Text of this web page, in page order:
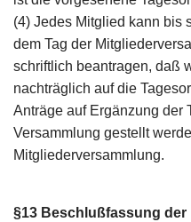
(4) Jedes Mitglied kann bis
dem Tag der
schriftlich beantragen, daß
nachträglich auf die
Anträge auf Ergänzung der
Versammlung gestellt
Mitgliederversammlung.
§13 Beschlußfassung